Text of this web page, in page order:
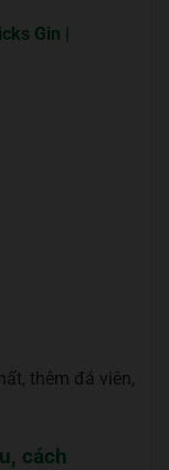
Gin |
thêm đá viên,
cách